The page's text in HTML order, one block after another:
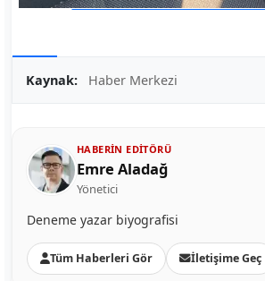
Kaynak: Haber Merkezi
HABERIN EDITÖRÜ
Emre Aladağ
Yönetici
Deneme yazar biyografisi
Tüm Haberleri Gör İletişime Geç